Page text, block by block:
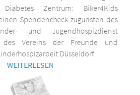
Zentrum: Biker4Kids
Spendencheck zugunsten des
und Jugendhospizdienst
des Vereins der Freunde und
Düsseldorf.
WEITERLESEN